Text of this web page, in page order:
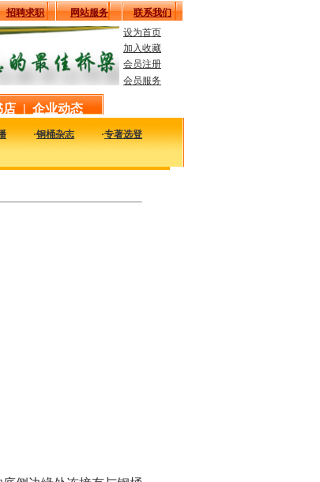
招聘求职 网站服务
联系我们
设为首页
加入收藏
会员注册
会员服务
店 | 企业动态
·钢桶杂志 ·专著选登
的资料，包括行业经典、企业名录、报刊杂志、资料下载等等资料。